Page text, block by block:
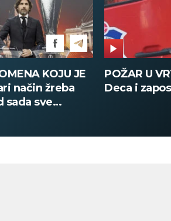
KOJU JE
način žreba
sada sve
POŽAR U
Deca i